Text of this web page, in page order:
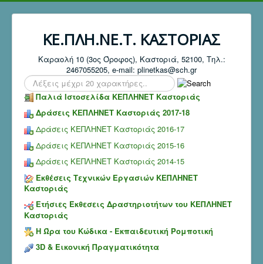
ΚΕ.ΠΛΗ.ΝΕ.Τ. ΚΑΣΤΟΡΙΑΣ
Καραολή 10 (3ος Όροφος), Καστοριά, 52100, Τηλ.:
2467055205, e-mail: plinetkas@sch.gr
Search
...
Παλιά Ιστοσελίδα ΚΕΠΛΗΝΕΤ Καστοριάς
Δράσεις ΚΕΠΛΗΝΕΤ Καστοριάς 2017-18
Δράσεις ΚΕΠΛΗΝΕΤ Καστοριάς 2016-17
Δράσεις ΚΕΠΛΗΝΕΤ Καστοριάς 2015-16
Δράσεις ΚΕΠΛΗΝΕΤ Καστοριάς 2014-15
Εκθέσεις Τεχνικών Εργασιών ΚΕΠΛΗΝΕΤ
Καστοριάς
Ετήσιες Έκθεσεις Δραστηριοτήτων του ΚΕΠΛΗΝΕΤ
Καστοριάς
Η Ώρα του Κώδικα - Εκπαιδευτική Ρομποτική
3D & Εικονική Πραγματικότητα